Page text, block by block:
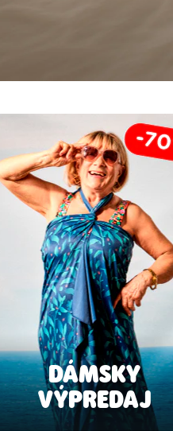
DÁMSKY
VÝPREDAJ